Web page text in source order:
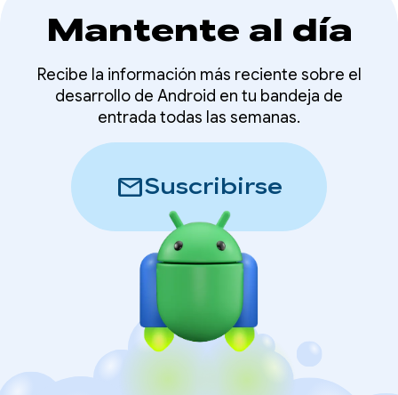
Mantente al día
Recibe la información más reciente sobre el
desarrollo de Android en tu bandeja de
entrada todas las semanas.
mailSuscribirse